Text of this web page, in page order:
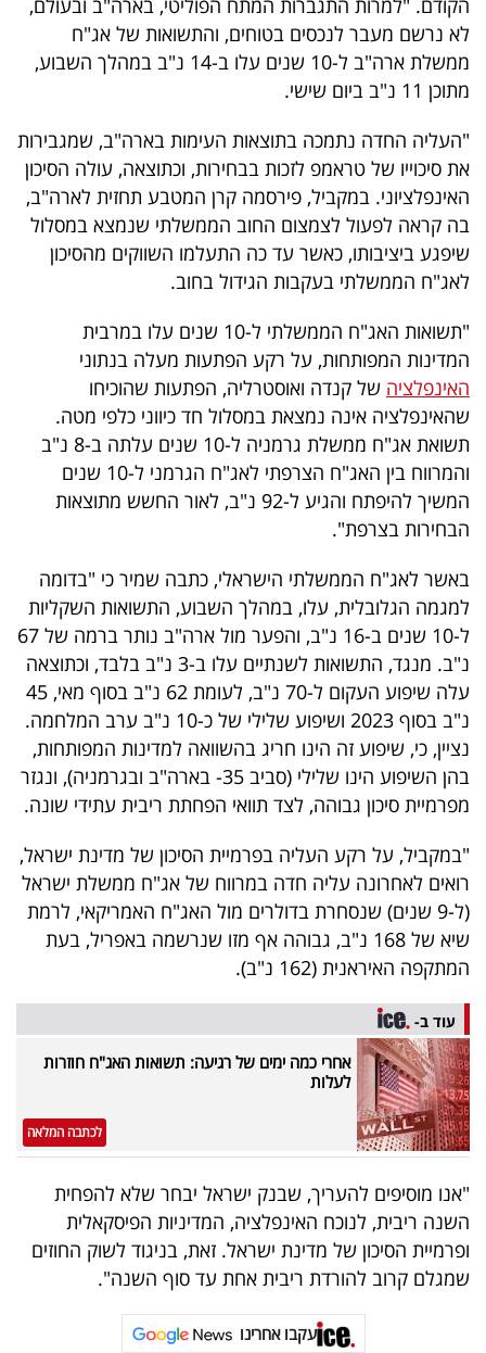
פעולה
דרושים
ניוזלטרים
מייל
פרסמו
באייס
עקבו
אחרינו:
הקודם. "למרות התגברות המתח הפוליטי, בארה"ב ובעולם,
לא נרשם מעבר לנכסים בטוחים, והתשואות של אג"ח
ממשלת ארה"ב ל-10 שנים עלו ב-14 נ"ב במהלך השבוע,
מתוכן 11 נ"ב ביום שישי.
"העליה החדה נתמכה בתוצאות העימות בארה"ב, שמגבירות
את סיכוייו של טראמפ לזכות בבחירות, וכתוצאה, עולה הסיכון
האינפלציוני. במקביל, פירסמה קרן המטבע תחזית לארה"ב,
בה קראה לפעול לצמצום החוב הממשלתי שנמצא במסלול
שיפגע ביציבותו, כאשר עד כה התעלמו השווקים מהסיכון
לאג"ח הממשלתי בעקבות הגידול בחוב.
"תשואות האג"ח הממשלתי ל-10 שנים עלו במרבית
המדינות המפותחות, על רקע הפתעות מעלה בנתוני
האינפלציה של קנדה ואוסטרליה, הפתעות שהוכיחו
שהאינפלציה אינה נמצאת במסלול חד כיווני כלפי מטה.
תשואת אג"ח ממשלת גרמניה ל-10 שנים עלתה ב-8 נ"ב
והמרווח בין האג"ח הצרפתי לאג"ח הגרמני ל-10 שנים
המשיך להיפתח והגיע ל-92 נ"ב, לאור החשש מתוצאות
הבחירות בצרפת".
באשר לאג"ח הממשלתי הישראלי, כתבה שמיר כי "בדומה
למגמה הגלובלית, עלו, במהלך השבוע, התשואות השקליות
ל-10 שנים ב-16 נ"ב, והפער מול ארה"ב נותר ברמה של 67
נ"ב. מנגד, התשואות לשנתיים עלו ב-3 נ"ב בלבד, וכתוצאה
עלה שיפוע העקום ל-70 נ"ב, לעומת 62 נ"ב בסוף מאי, 45
נ"ב בסוף 2023 ושיפוע שלילי של כ-10 נ"ב ערב המלחמה.
נציין, כי, שיפוע זה הינו חריג בהשוואה למדינות המפותחות,
בהן השיפוע הינו שלילי (סביב 35- בארה"ב ובגרמניה), ונגזר
מפרמיית סיכון גבוהה, לצד תוואי הפחתת ריבית עתידי שונה.
"במקביל, על רקע העליה בפרמיית הסיכון של מדינת ישראל,
רואים לאחרונה עליה חדה במרווח של אג"ח ממשלת ישראל
(ל-9 שנים) שנסחרת בדולרים מול האג"ח האמריקאי, לרמת
שיא של 168 נ"ב, גבוהה אף מזו שנרשמה באפריל, בעת
המתקפה האיראנית (162 נ"ב).
עוד ב-
אחרי כמה ימים של רגיעה: תשואות האג"ח חוזרות
לעלות
לכתבה המלאה
"אנו מוסיפים להעריך, שבנק ישראל יבחר שלא להפחית
השנה ריבית, לנוכח האינפלציה, המדיניות הפיסקאלית
ופרמיית הסיכון של מדינת ישראל. זאת, בניגוד לשוק החוזים
שמגלם קרוב להורדת ריבית אחת עד סוף השנה".
עקבו אחרינו